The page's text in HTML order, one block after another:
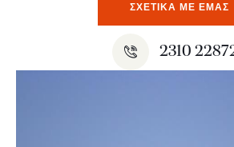
ΣΧΕΤΙΚΆ ΜΕ ΕΜΆΣ
2310